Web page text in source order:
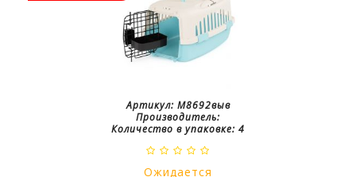
Артикул: М8692выв
Производитель:
Количество в упаковке: 4
Ожидается